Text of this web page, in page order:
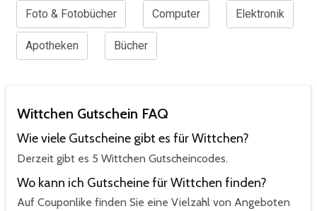
Foto & Fotobücher Computer Elektronik
Apotheken Bücher
Wittchen Gutschein FAQ
Wie viele Gutscheine gibt es für Wittchen?
Derzeit gibt es 5 Wittchen Gutscheincodes.
Wo kann ich Gutscheine für Wittchen finden?
Auf Couponlike finden Sie eine Vielzahl von Angeboten